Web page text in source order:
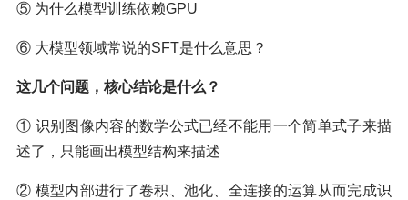
⑤ 为什么模型训练依赖GPU
⑥ 大模型领域常说的SFT是什么意思？
这几个问题，核心结论是什么？
① 识别图像内容的数学公式已经不能用一个简单式子来描
述了，只能画出模型结构来描述
② 模型内部进行了卷积、池化、全连接的运算从而完成识